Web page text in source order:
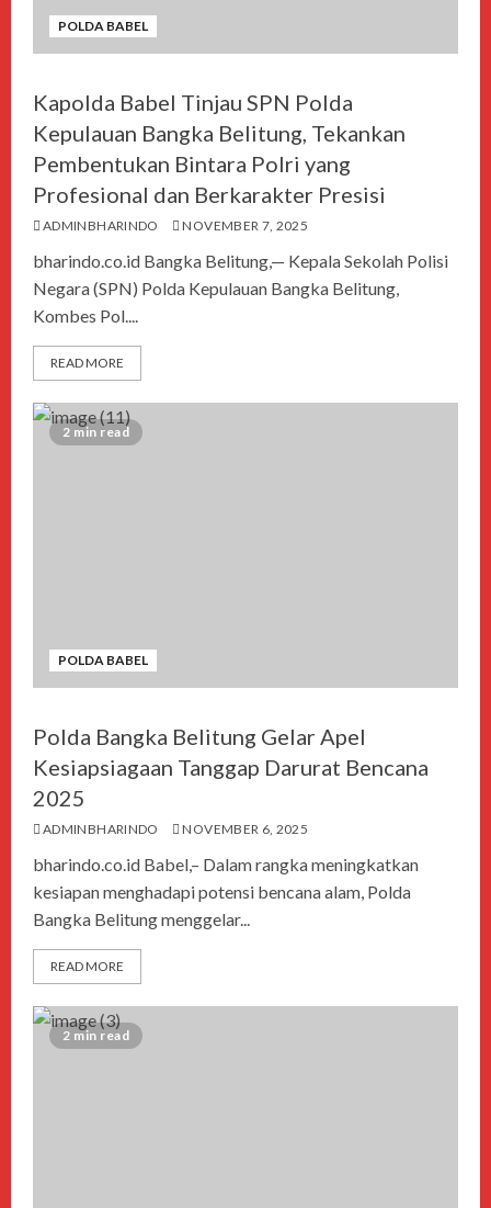
POLDA BABEL
Kapolda Babel Tinjau SPN Polda
Kepulauan Bangka Belitung, Tekankan
Pembentukan Bintara Polri yang
Profesional dan Berkarakter Presisi
ADMINBHARINDO NOVEMBER 7, 2025
bharindo.co.id Bangka Belitung,— Kepala Sekolah Polisi
Negara (SPN) Polda Kepulauan Bangka Belitung,
Kombes Pol....
READ MORE
2 min read
POLDA BABEL
Polda Bangka Belitung Gelar Apel
Kesiapsiagaan Tanggap Darurat Bencana
2025
ADMINBHARINDO NOVEMBER 6, 2025
bharindo.co.id Babel,– Dalam rangka meningkatkan
kesiapan menghadapi potensi bencana alam, Polda
Bangka Belitung menggelar...
READ MORE
2 min read